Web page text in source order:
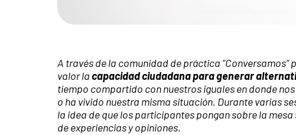
A través de la comunidad de práctica “Conversamos”
valor lacapacidad ciudadana para generar
tiempo compartido con nuestros iguales en donde
o ha vivido nuestra misma situación. Durante varias
la idea de que los participantes pongan sobre la
de experiencias y opiniones.